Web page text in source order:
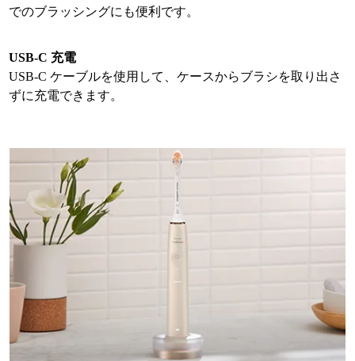
でのブラッシングにも便利です。
USB-C 充電
USB-C ケーブルを使用して、ケースからブラシを取り出さ
ずに充電できます。